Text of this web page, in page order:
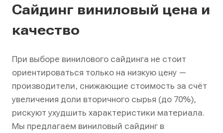
Сайдинг виниловый цена и
качество
При выборе винилового сайдинга не стоит
ориентироваться только на низкую цену —
производители, снижающие стоимость за счёт
увеличения доли вторичного сырья (до 70%),
рискуют ухудшить характеристики материала.
Мы предлагаем виниловый сайдинг в